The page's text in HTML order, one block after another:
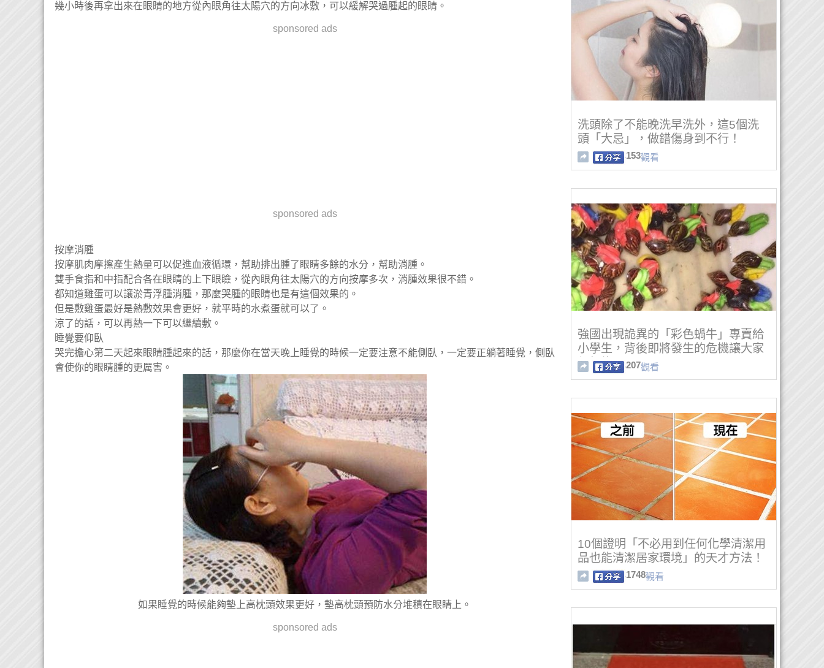
幾小時後再拿出來在眼睛的地方從內眼角往太​​陽穴的方向冰敷，可以緩解哭過腫起的眼睛。
sponsored ads
sponsored ads
按摩消腫
按摩肌肉摩擦產生熱量可以促進血液循環，幫助排出腫了眼睛多餘的水分，幫助消腫。
雙手食指和中指配合各在眼睛的上下眼瞼，從內眼角往太​​陽穴的方向按摩多次，消腫效果很不錯。
都知道雞蛋可以讓淤青浮腫消腫，那麼哭腫的眼睛也是有這個效果的。
但是敷雞蛋最好是熱敷效果會更好，就平時的水煮蛋就可以了。
涼了的話，可以再熱一下可以繼續敷。
睡覺要仰臥
哭完擔心第二天起來眼睛腫起來的話，那麼你在當天晚上睡覺的時候一定要注意不能側臥，一定要正躺著睡覺，側臥
會使你的眼睛腫的更厲害。
如果睡覺的時候能夠墊上高枕頭效果更好，墊高枕頭預防水分堆積在眼睛上。
sponsored ads
洗頭除了不能晚洗早洗外，這5個洗
頭「大忌」，做錯傷身到不行！
153觀看
強國出現詭異的「彩色蝸牛」專賣給
小學生，背後即將發生的危機讓大家
都怒炸了！
207觀看
10個證明「不必用到任何化學清潔用
品也能清潔居家環境」的天才方法！
1748觀看